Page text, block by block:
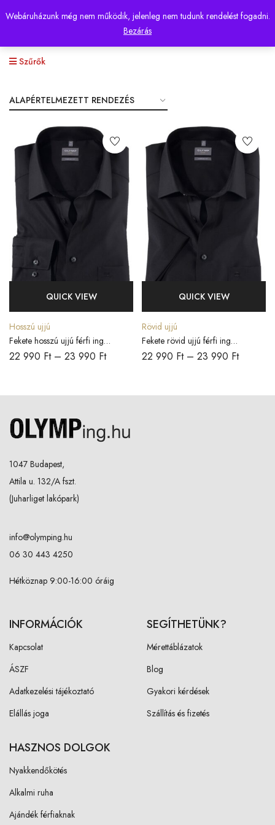
Webáruházunk még nem működik, jelenleg nem tudunk rendelést fogadni.
Bezárás
Szűrők
QUICK VIEW
Hosszú ujjú
Fekete hosszú ujjú férfi ing
COMFORT FIT
22 990 Ft– 23 990 Ft
QUICK VIEW
Rövid ujjú
Fekete rövid ujjú férfi ing
COMFORT FIT
22 990 Ft– 23 990 Ft
1047 Budapest,
Attila u. 132/A fszt.
(Juharliget lakópark)
info@olymping.hu
06 30 443 4250
Hétköznap 9:00-16:00 óráig
INFORMÁCIÓK
Kapcsolat
ÁSZF
Adatkezelési tájékoztató
Elállás joga
SEGÍTHETÜNK?
Mérettáblázatok
Blog
Gyakori kérdések
Szállítás és fizetés
HASZNOS DOLGOK
Nyakkendőkötés
Alkalmi ruha
Ajándék férfiaknak